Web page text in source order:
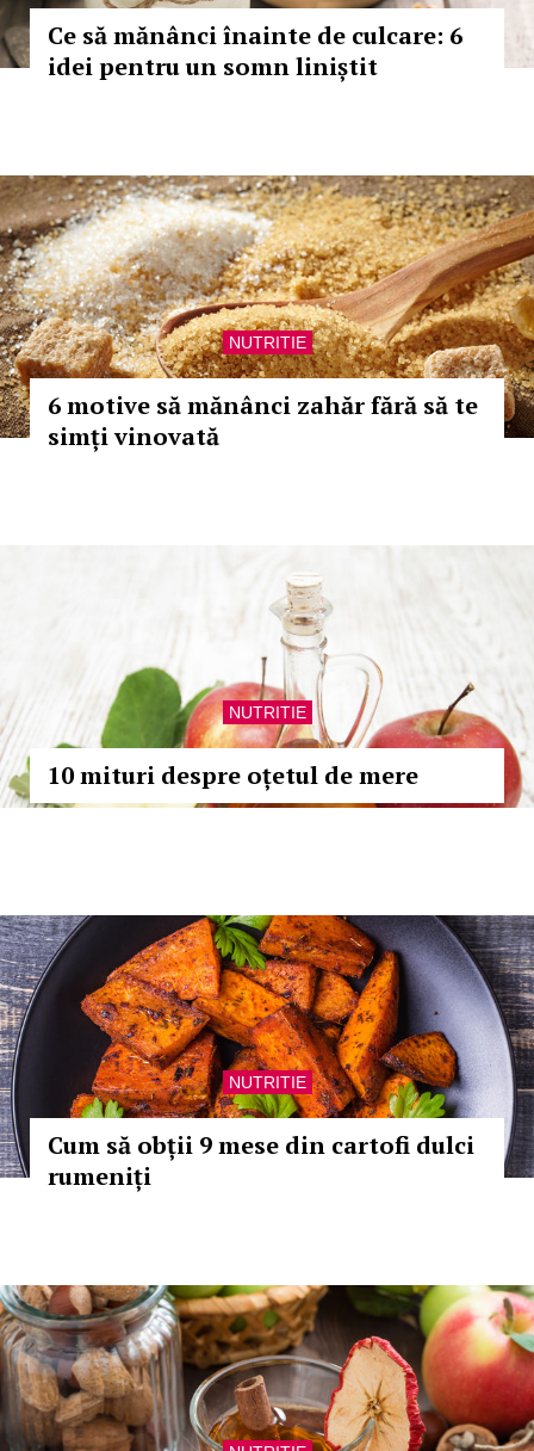
Ce să mănânci înainte de culcare: 6
idei pentru un somn liniștit
NUTRITIE
6 motive să mănânci zahăr fără să te
simți vinovată
NUTRITIE
10 mituri despre oțetul de mere
NUTRITIE
Cum să obții 9 mese din cartofi dulci
rumeniți